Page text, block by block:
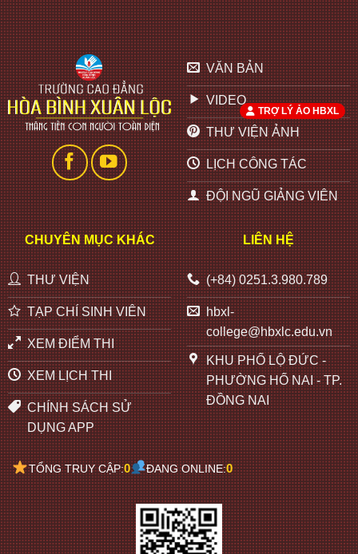
VĂN BẢN
VIDEO
THƯ VIỆN ẢNH
LỊCH CÔNG TÁC
ĐỘI NGŨ GIẢNG VIÊN
CHUYÊN MỤC KHÁC
THƯ VIỆN
TẠP CHÍ SINH VIÊN
XEM ĐIỂM THI
XEM LỊCH THI
CHÍNH SÁCH SỬ
DỤNG APP
LIÊN HỆ
(+84) 0251.3.980.789
hbxl-
college@hbxlc.edu.vn
KHU PHỐ LỘ ĐỨC -
PHƯỜNG HỐ NAI - TP.
ĐỒNG NAI
TỔNG TRUY CẬP:0 ĐANG ONLINE:0
TRỢ LÝ ẢO HBXL